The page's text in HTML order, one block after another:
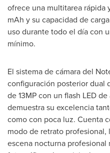
ofrece una multitarea rápida
mAh y su capacidad de
uso durante todo el día con
mínimo.
El sistema de cámara del
configuración posterior dual
de 13MP con un flash LED
demuestra su excelencia
como con poca luz. Cuenta
modo de retrato profesional,
escena nocturna